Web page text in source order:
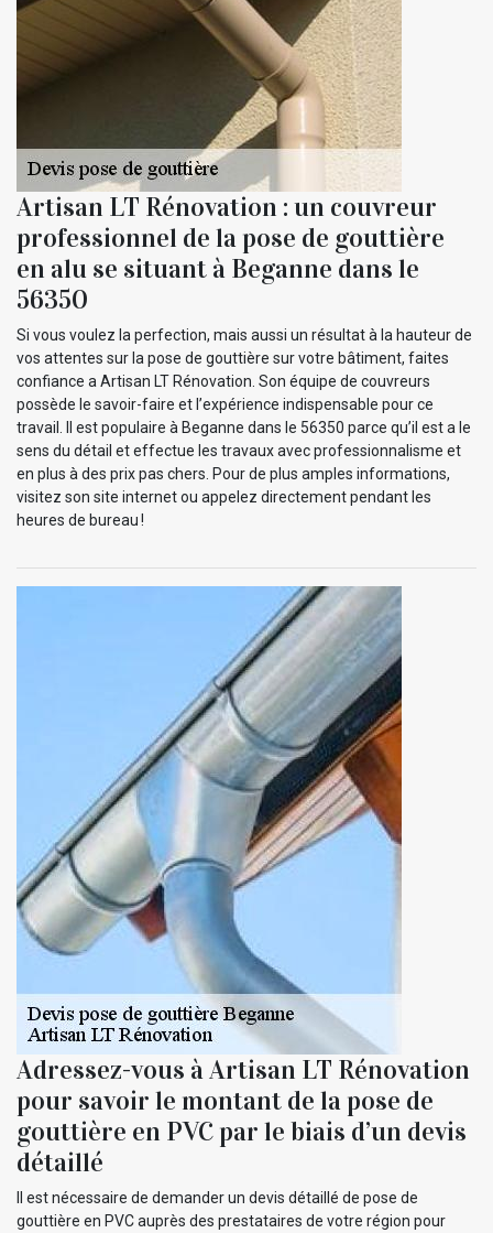
Artisan LT Rénovation : un couvreur
professionnel de la pose de gouttière
en alu se situant à Beganne dans le
56350
Si vous voulez la perfection, mais aussi un résultat à la hauteur de
vos attentes sur la pose de gouttière sur votre bâtiment, faites
confiance a Artisan LT Rénovation. Son équipe de couvreurs
possède le savoir-faire et l’expérience indispensable pour ce
travail. Il est populaire à Beganne dans le 56350 parce qu’il est a le
sens du détail et effectue les travaux avec professionnalisme et
en plus à des prix pas chers. Pour de plus amples informations,
visitez son site internet ou appelez directement pendant les
heures de bureau !
Adressez-vous à Artisan LT Rénovation
pour savoir le montant de la pose de
gouttière en PVC par le biais d’un devis
détaillé
Il est nécessaire de demander un devis détaillé de pose de
gouttière en PVC auprès des prestataires de votre région pour